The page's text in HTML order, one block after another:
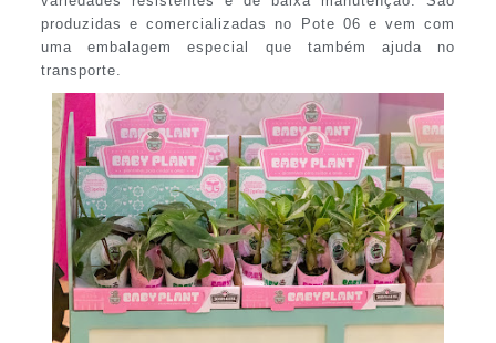
produzidas e comercializadas no Pote 06 e vem com
uma embalagem especial que também ajuda no
transporte.